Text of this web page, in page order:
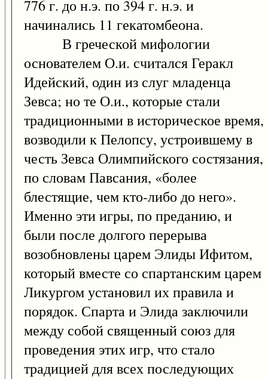
776 г. до н.э. по 394 г. н.э. и
начинались 11 гекатомбеона.
В греческой мифологии
основателем О.и. считался Геракл
Идейский, один из слуг младенца
Зевса; но те О.и., которые стали
традиционными в историческое время,
возводили к Пелопсу, устроившему в
честь Зевса Олимпийского состязания,
по словам Павсания, «более
блестящие, чем кто-либо до него».
Именно эти игры, по преданию, и
были после долгого перерыва
возобновлены царем Элиды Ифитом,
который вместе со спартанским царем
Ликургом установил их правила и
порядок. Спарта и Элида заключили
между собой священный союз для
проведения этих игр, что стало
традицией для всех последующих